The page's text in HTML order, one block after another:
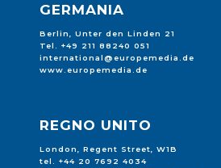
GERMANIA
Berlin, Unter den Linden 21
Tel. +49 211 88240 051
international@europemedia.de
www.europemedia.de
REGNO UNITO
London, Regent Street, W1B
tel. +44 20 7692 4034